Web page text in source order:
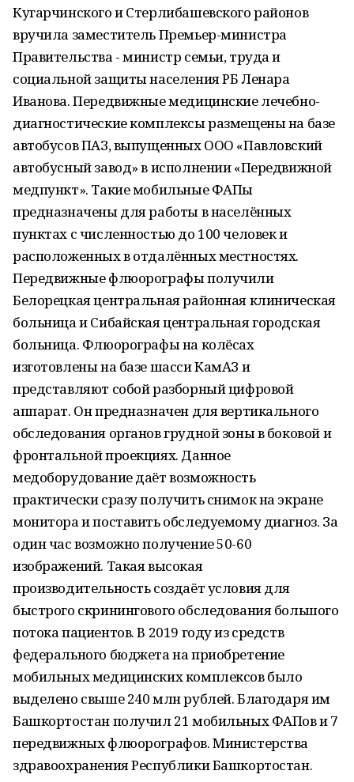
Кугарчинского и Стерлибашевского районов
вручила заместитель Премьер-министра
Правительства - министр семьи, труда и
социальной защиты населения РБ Ленара
Иванова. Передвижные медицинские лечебно-
диагностические комплексы размещены на базе
автобусов ПАЗ, выпущенных ООО «Павловский
автобусный завод» в исполнении «Передвижной
медпункт». Такие мобильные ФАПы
предназначены для работы в населённых
пунктах с численностью до 100 человек и
расположенных в отдалённых местностях.
Передвижные флюорографы получили
Белорецкая центральная районная клиническая
больница и Сибайская центральная городская
больница. Флюорографы на колёсах
изготовлены на базе шасси КамАЗ и
представляют собой разборный цифровой
аппарат. Он предназначен для вертикального
обследования органов грудной зоны в боковой и
фронтальной проекциях. Данное
медоборудование даёт возможность
практически сразу получить снимок на экране
монитора и поставить обследуемому диагноз. За
один час возможно получение 50-60
изображений. Такая высокая
производительность создаёт условия для
быстрого скринингового обследования большого
потока пациентов. В 2019 году из средств
федерального бюджета на приобретение
мобильных медицинских комплексов было
выделено свыше 240 млн рублей. Благодаря им
Башкортостан получил 21 мобильных ФАПов и 7
передвижных флюорографов. Министерства
здравоохранения Республики Башкортостан.